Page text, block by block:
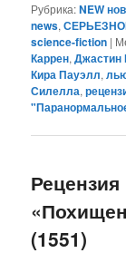
Рубрика:NEW
news,
science-fiction |
Каррен,Джастин
Кира Пауэлл,
Силелла,
(1551)